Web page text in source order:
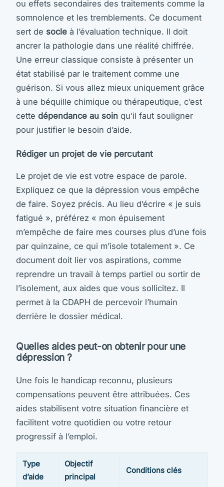
ou effets secondaires des traitements comme la
somnolence et les tremblements. Ce document
sert de socle à l’évaluation technique. Il doit
ancrer la pathologie dans une réalité chiffrée.
Une erreur classique consiste à présenter un
état stabilisé par le traitement comme une
guérison. Si vous allez mieux uniquement grâce
à une béquille chimique ou thérapeutique, c’est
cette dépendance au soin qu’il faut souligner
pour justifier le besoin d’aide.
Rédiger un projet de vie percutant
Le projet de vie est votre espace de parole.
Expliquez ce que la dépression vous empêche
de faire. Soyez précis. Au lieu d’écrire « je suis
fatigué », préférez « mon épuisement
m’empêche de faire mes courses plus d’une fois
par quinzaine, ce qui m’isole totalement ». Ce
document doit lier vos aspirations, comme
reprendre un travail à temps partiel ou sortir de
l’isolement, aux aides que vous sollicitez. Il
permet à la CDAPH de percevoir l’humain
derrière le dossier médical.
Quelles aides peut-on obtenir pour une
dépression ?
Une fois le handicap reconnu, plusieurs
compensations peuvent être attribuées. Ces
aides stabilisent votre situation financière et
facilitent votre quotidien ou votre retour
progressif à l’emploi.
Type
d’aide
Objectif
principal
Conditions clés